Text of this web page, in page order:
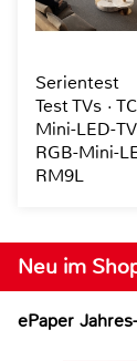
Neu im
ePaper
Serientest
Test TVs ·
Mini-LED-
RGB-Mini-
RM9L